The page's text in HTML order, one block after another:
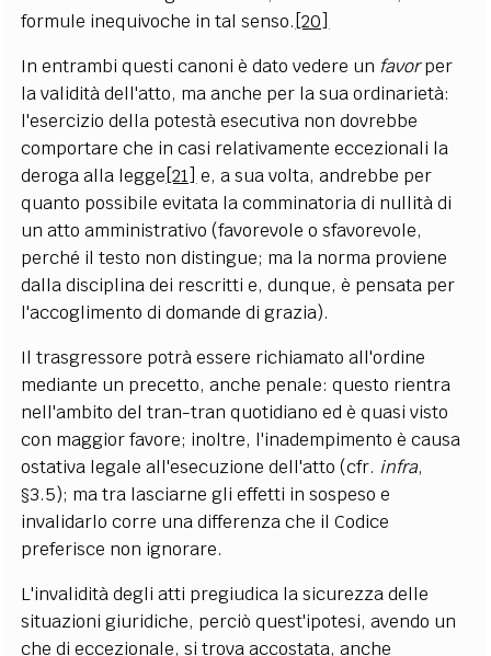
formule inequivoche in tal senso. [20]
In entrambi questi canoni è dato vedere un favorper
la validità dell'atto, ma anche per la sua ordinarietà:
l'esercizio della potestà esecutiva non dovrebbe
comportare che in casi relativamente eccezionali la
deroga alla legge [21] e, a sua volta, andrebbe per
quanto possibile evitata la comminatoria di nullità di
un atto amministrativo (favorevole o sfavorevole,
perché il testo non distingue; ma la norma proviene
dalla disciplina dei rescritti e, dunque, è pensata per
l'accoglimento di domande di grazia).
Il trasgressore potrà essere richiamato all'ordine
mediante un precetto, anche penale: questo rientra
nell'ambito del tran-tran quotidiano ed è quasi visto
con maggior favore; inoltre, l'inadempimento è causa
ostativa legale all'esecuzione dell'atto (cfr. infra,
§3.5); ma tra lasciarne gli effetti in sospeso e
invalidarlo corre una differenza che il Codice
preferisce non ignorare.
L'invalidità degli atti pregiudica la sicurezza delle
situazioni giuridiche, perciò quest'ipotesi, avendo un
che di eccezionale, si trova accostata, anche